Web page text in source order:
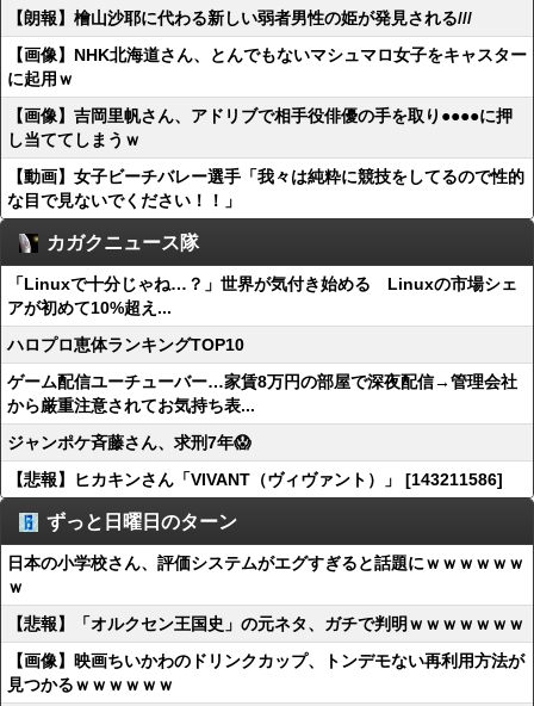
【朗報】檜山沙耶に代わる新しい弱者男性の姫が発見される///
【画像】NHK北海道さん、とんでもないマシュマロ女子をキャスター
に起用ｗ
【画像】吉岡里帆さん、アドリブで相手役俳優の手を取り●●●●に押
し当ててしまうｗ
【動画】女子ビーチバレー選手「我々は純粋に競技をしてるので性的
な目で見ないでください！！」
カガクニュース隊
「Linuxで十分じゃね…？」世界が気付き始める Linuxの市場シェ
アが初めて10%超え...
ハロプロ恵体ランキングTOP10
ゲーム配信ユーチューバー…家賃8万円の部屋で深夜配信→管理会社
から厳重注意されてお気持ち表...
ジャンポケ斉藤さん、求刑7年😱
【悲報】ヒカキンさん「VIVANT（ヴィヴァント）」 [143211586]
ずっと日曜日のターン
日本の小学校さん、評価システムがエグすぎると話題にｗｗｗｗｗｗ
ｗ
【悲報】「オルクセン王国史」の元ネタ、ガチで判明ｗｗｗｗｗｗｗ
【画像】映画ちいかわのドリンクカップ、トンデモない再利用方法が
見つかるｗｗｗｗｗｗ